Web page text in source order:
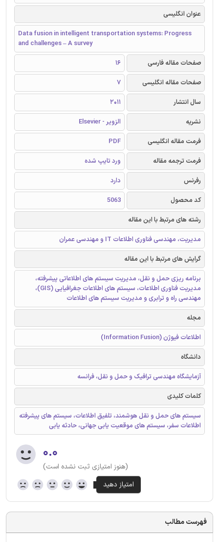
عنوان انگلیسی
Data fusion in intelligent transportation systems: Progress
and challenges – A survey
صفحات مقاله فارسی
16
صفحات مقاله انگلیسی
7
سال انتشار
2011
نشریه
الزویر - Elsevier
فرمت مقاله انگلیسی
PDF
فرمت ترجمه مقاله
ورد تایپ شده
رفرنس
دارد
کد محصول
5063
رشته های مرتبط با این مقاله
مدیریت، مهندسی فناوری اطلاعات IT و مهندسی عمران
گرایش های مرتبط با این مقاله
برنامه ریزی حمل و نقل، مدیریت سیستم های اطلاعاتی پیشرفته،
مدیریت فناوری اطلاعات، سیستم های اطلاعات جغرافیایی (GIS)،
مهندسی راه و ترابری و مدیریت سیستم های اطلاعات
مجله
اطلاعات فیوژن (Information Fusion)
دانشگاه
آزمایشگاه مهندسی ترافیک و حمل و نقل، فرانسه
کلمات کلیدی
سیستم های حمل و نقل هوشمند، تلفیق اطلاعات، سیستم های پیشرفته
اطلاعات سفر، سیستم های موقعیت یابی جهانی، حادثه یابی
۰.۰
(هنوز امتیازی ثبت نشده است)
فهرست مطالب